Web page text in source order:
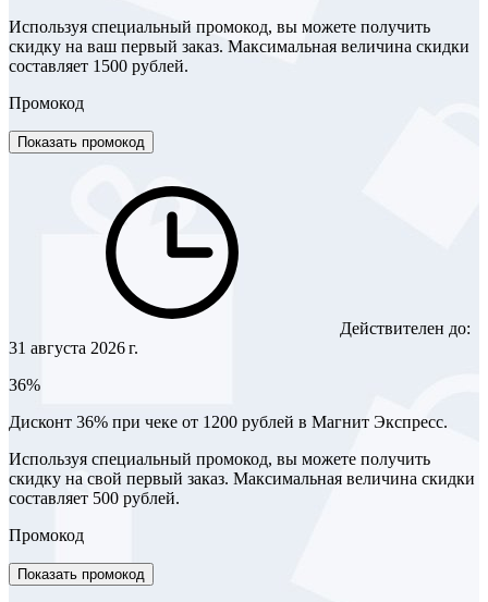
Используя специальный промокод, вы можете получить
скидку на ваш первый заказ. Максимальная величина скидки
составляет 1500 рублей.
Промокод
Показать промокод
Действителен до:
31 августа 2026 г.
36%
Дисконт 36% при чеке от 1200 рублей в Магнит Экспресс.
Используя специальный промокод, вы можете получить
скидку на свой первый заказ. Максимальная величина скидки
составляет 500 рублей.
Промокод
Показать промокод